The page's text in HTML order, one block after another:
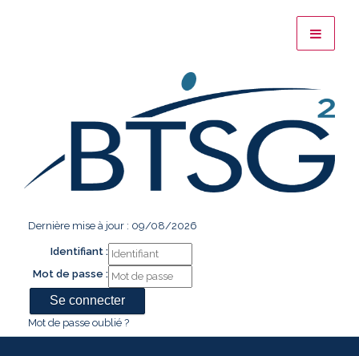
Dernière mise à jour : 09/08/2026
Identifiant :
Mot de passe :
Mot de passe oublié ?